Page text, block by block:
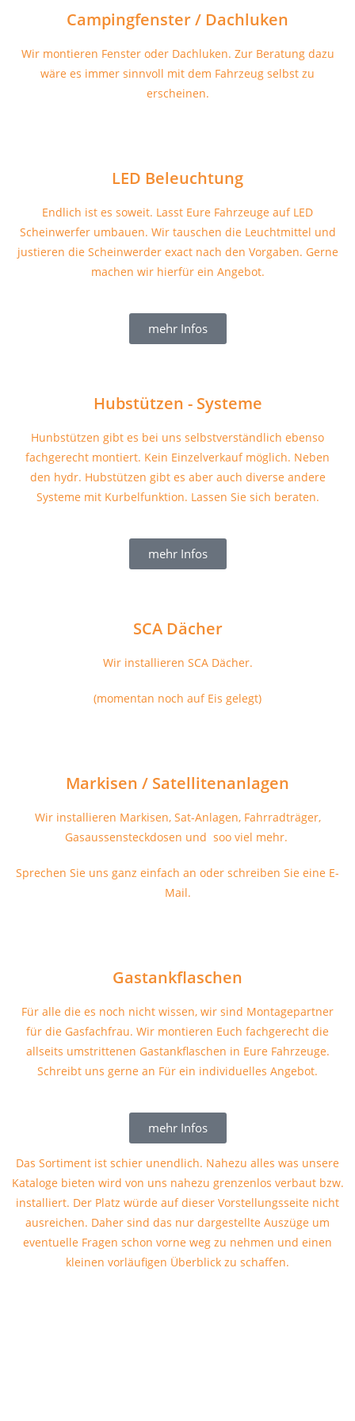
Campingfenster / Dachluken
Wir montieren Fenster oder Dachluken. Zur Beratung dazu
wäre es immer sinnvoll mit dem Fahrzeug selbst zu
erscheinen.
LED Beleuchtung
Endlich ist es soweit. Lasst Eure Fahrzeuge auf LED
Scheinwerfer umbauen. Wir tauschen die Leuchtmittel und
justieren die Scheinwerder exact nach den Vorgaben. Gerne
machen wir hierfür ein Angebot.
mehr Infos
Hubstützen - Systeme
Hunbstützen gibt es bei uns selbstverständlich ebenso
fachgerecht montiert. Kein Einzelverkauf möglich. Neben
den hydr. Hubstützen gibt es aber auch diverse andere
Systeme mit Kurbelfunktion. Lassen Sie sich beraten.
mehr Infos
SCA Dächer
Wir installieren SCA Dächer.
(momentan noch auf Eis gelegt)
Markisen / Satellitenanlagen
Wir installieren Markisen, Sat-Anlagen, Fahrradträger,
Gasaussensteckdosen und soo viel mehr.
Sprechen Sie uns ganz einfach an oder schreiben Sie eine E-
Mail.
Gastankflaschen
Für alle die es noch nicht wissen, wir sind Montagepartner
für die Gasfachfrau. Wir montieren Euch fachgerecht die
allseits umstrittenen Gastankflaschen in Eure Fahrzeuge.
Schreibt uns gerne an Für ein individuelles Angebot.
mehr Infos
Das Sortiment ist schier unendlich. Nahezu alles was unsere
Kataloge bieten wird von uns nahezu grenzenlos verbaut bzw.
installiert. Der Platz würde auf dieser Vorstellungsseite nicht
ausreichen. Daher sind das nur dargestellte Auszüge um
eventuelle Fragen schon vorne weg zu nehmen und einen
kleinen vorläufigen Überblick zu schaffen.